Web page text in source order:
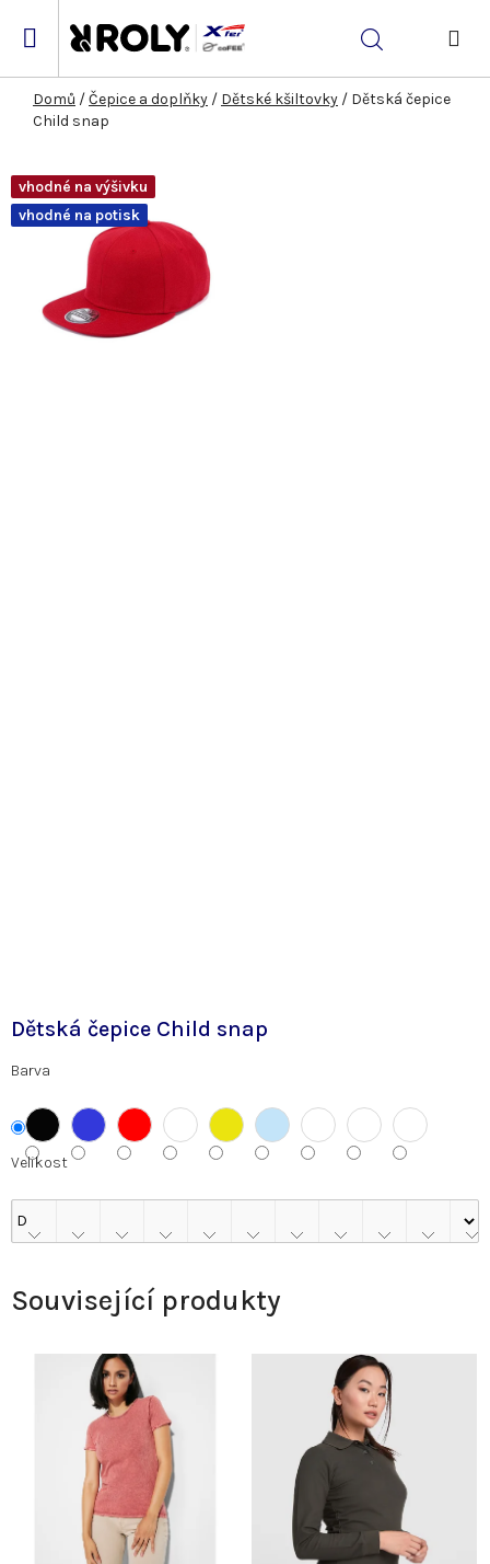
Hledat
Domů /Čepice a doplňky / Dětské kšiltovky / Dětská čepice
Child snap
Dětská čepice Child snap
Barva
Velikost
vhodné na výšivku
vhodné na potisk
Související produkty